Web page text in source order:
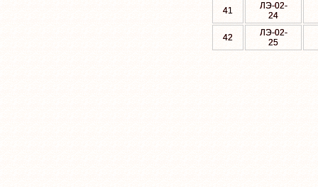
41
ЛЭ-02-
24
42
ЛЭ-02-
25